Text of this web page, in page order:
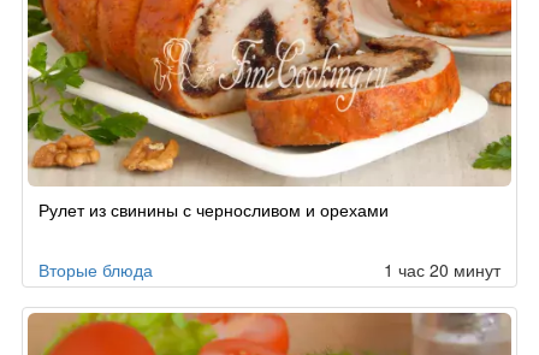
Рулет из свинины с черносливом и орехами
Вторые блюда 1 час 20 минут